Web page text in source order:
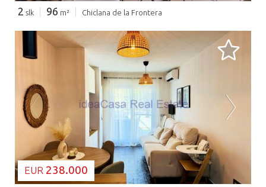
2 slk 96 m² Chiclana de la Frontera
BEZIG MET LADEN...
EUR 238.000